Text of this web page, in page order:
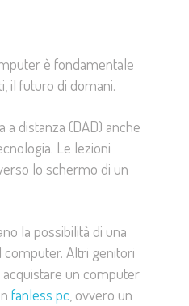
è fondamentale
il futuro di domani.
a distanza (DAD) anche
Le lezioni
lo schermo di un
la possibilità di una
Altri genitori
un computer
fanless pc, ovvero un